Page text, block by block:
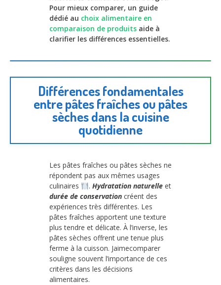
Pour mieux comparer, un guide
dédié au choix alimentaire en
comparaison de produits aide à
clarifier les différences essentielles.
Différences fondamentales
entre pâtes fraîches ou pâtes
sèches dans la cuisine
quotidienne
Les pâtes fraîches ou pâtes sèches ne
répondent pas aux mêmes usages
culinaires
. Hydratation naturelleet
durée de conservation créent des
expériences très différentes. Les
pâtes fraîches apportent une texture
plus tendre et délicate. À l’inverse, les
pâtes sèches offrent une tenue plus
ferme à la cuisson. Jaimecomparer
souligne souvent l’importance de ces
critères dans les décisions
alimentaires.